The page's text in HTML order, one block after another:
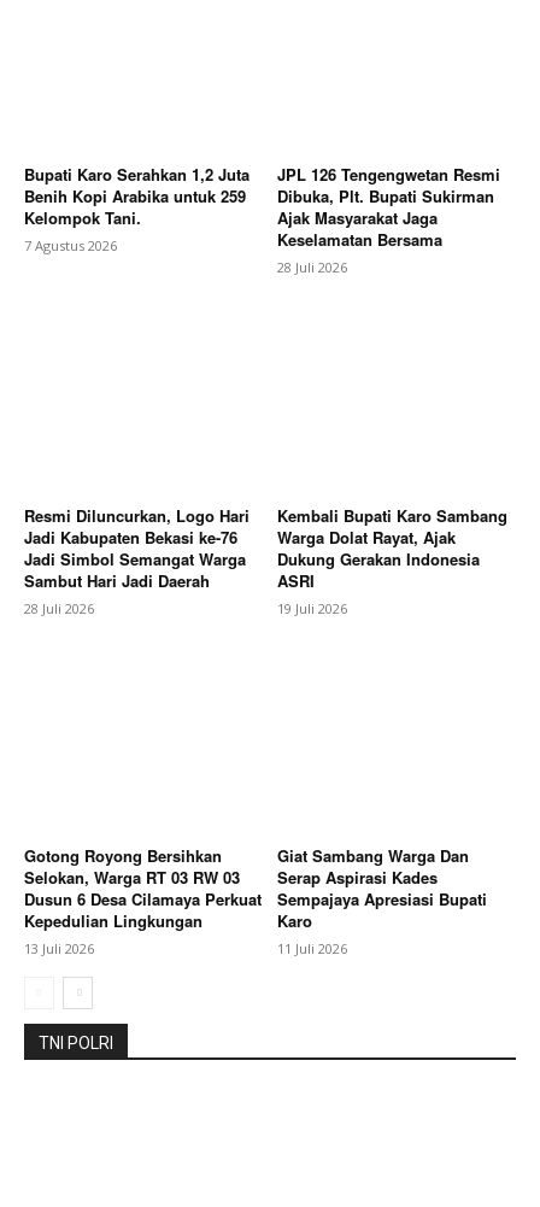
Contact us
Subscription Plans
My account
Bupati Karo Serahkan 1,2 Juta
Benih Kopi Arabika untuk 259
Kelompok Tani.
7 Agustus 2026
JPL 126 Tengengwetan Resmi
Dibuka, Plt. Bupati Sukirman
Ajak Masyarakat Jaga
Keselamatan Bersama
28 Juli 2026
Resmi Diluncurkan, Logo Hari
Jadi Kabupaten Bekasi ke-76
Jadi Simbol Semangat Warga
Sambut Hari Jadi Daerah
28 Juli 2026
Kembali Bupati Karo Sambang
Warga Dolat Rayat, Ajak
Dukung Gerakan Indonesia
ASRI
19 Juli 2026
Gotong Royong Bersihkan
Selokan, Warga RT 03 RW 03
Dusun 6 Desa Cilamaya Perkuat
Kepedulian Lingkungan
13 Juli 2026
Giat Sambang Warga Dan
Serap Aspirasi Kades
Sempajaya Apresiasi Bupati
Karo
11 Juli 2026
TNI POLRI